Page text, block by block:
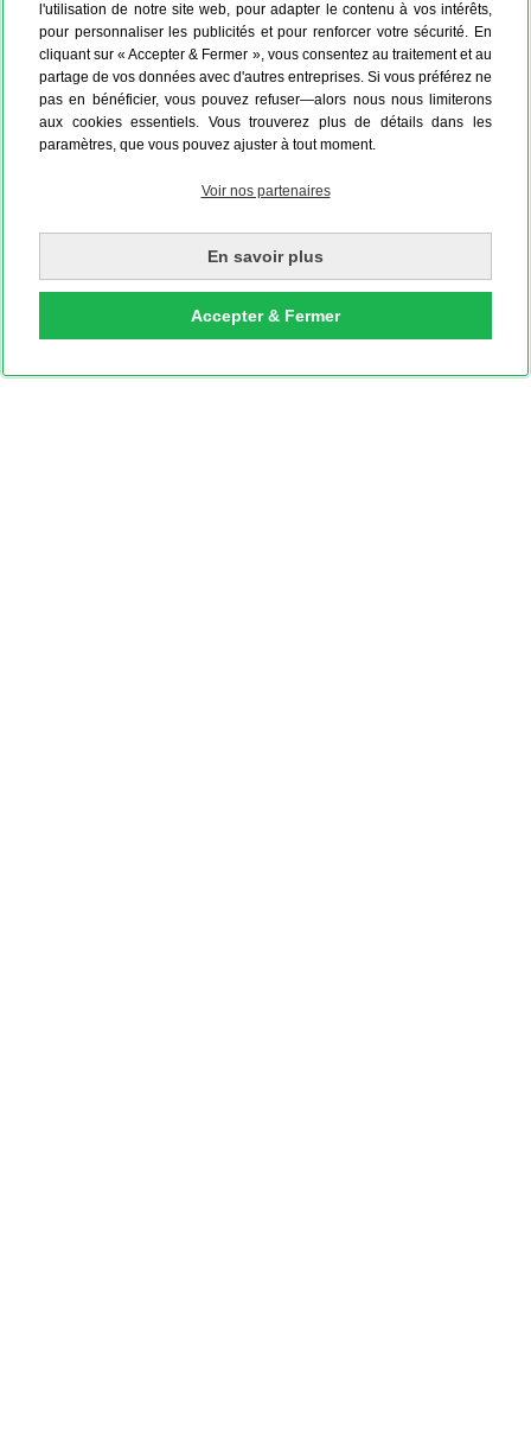
l'utilisation de notre site web, pour adapter le contenu à vos intérêts,
pour personnaliser les publicités et pour renforcer votre sécurité. En
cliquant sur « Accepter & Fermer », vous consentez au traitement et au
partage de vos données avec d'autres entreprises. Si vous préférez ne
pas en bénéficier, vous pouvez refuser—alors nous nous limiterons
aux cookies essentiels. Vous trouverez plus de détails dans les
paramètres, que vous pouvez ajuster à tout moment.
Voir nos partenaires
En savoir plus
Accepter & Fermer